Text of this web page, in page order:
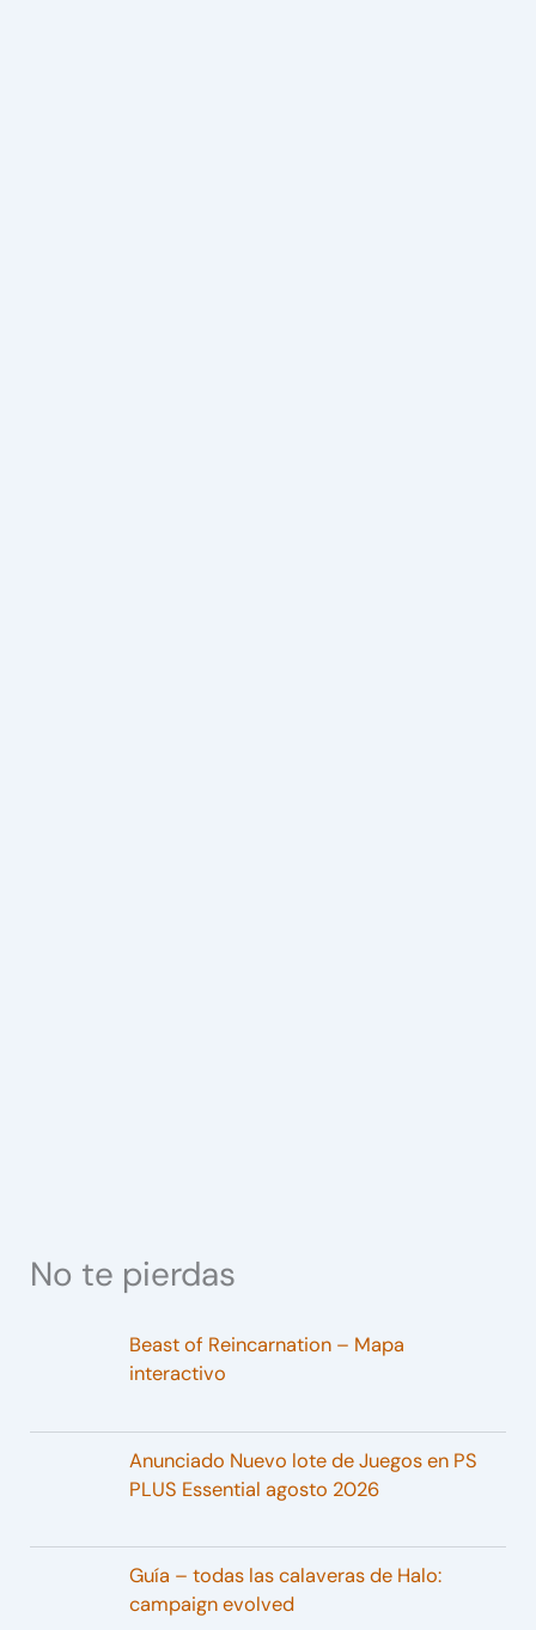
No te pierdas
Beast of Reincarnation – Mapa
interactivo
Anunciado Nuevo lote de Juegos en PS
PLUS Essential agosto 2026
Guía – todas las calaveras de Halo:
campaign evolved